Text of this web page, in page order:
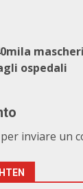
ospedali
per inviare un